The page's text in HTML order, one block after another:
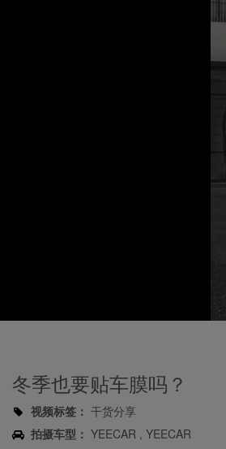
冬季也要贴车膜吗？
视频标签： 干货分享
拍摄车型： YEECAR , YEECAR